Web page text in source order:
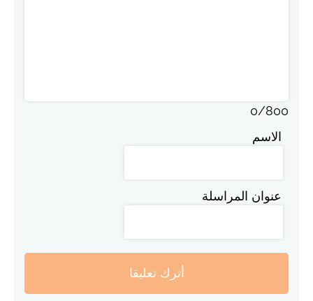
0/800
الاسم
عنوان المراسلة
أترك تعليقا